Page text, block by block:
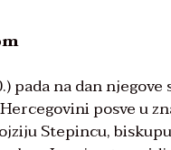
pada na dan
posve u
Stepincu,